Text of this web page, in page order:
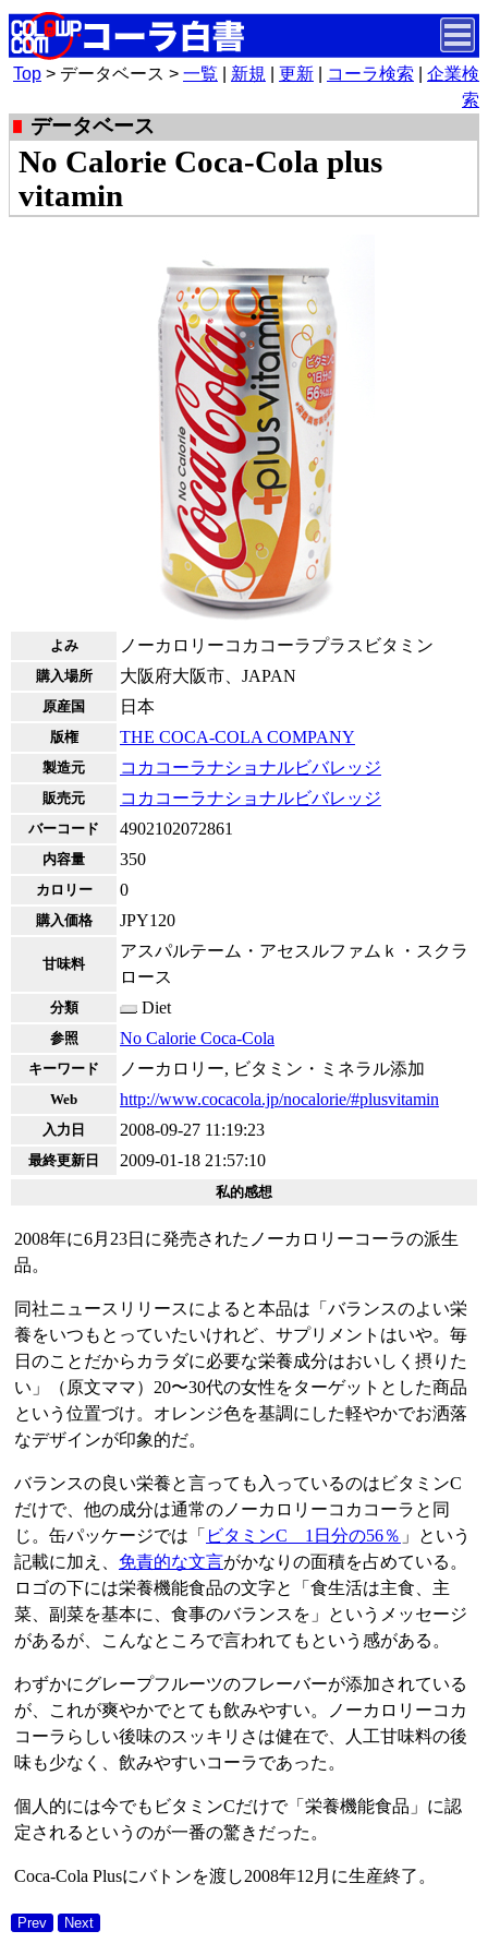
Top > データベース > 一覧 新規 更新 コーラ検索
企業検
索
データベース
No Calorie Coca-Cola plus
vitamin
よみ ノーカロリーコカコーラプラスビタミン
購入場所 大阪府大阪市、JAPAN
原産国 日本
版権 THE COCA-COLA COMPANY
製造元 コカコーラナショナルビバレッジ
販売元 コカコーラナショナルビバレッジ
バーコード 4902102072861
内容量 350
カロリー 0
購入価格 JPY120
甘味料
アスパルテーム・アセスルファムｋ・スクラ
ロース
分類 Diet
参照 No Calorie Coca-Cola
キーワード ノーカロリー, ビタミン・ミネラル添加
Web http://www.cocacola.jp/nocalorie/#plusvitamin
入力日 2008-09-27 11:19:23
最終更新日 2009-01-18 21:57:10
私的感想
2008年に6月23日に発売されたノーカロリーコーラの派生
品。
同社ニュースリリースによると本品は「バランスのよい栄
養をいつもとっていたいけれど、サプリメントはいや。毎
日のことだからカラダに必要な栄養成分はおいしく摂りた
い」（原文ママ）20〜30代の女性をターゲットとした商品
という位置づけ。オレンジ色を基調にした軽やかでお洒落
なデザインが印象的だ。
バランスの良い栄養と言っても入っているのはビタミンC
だけで、他の成分は通常のノーカロリーコカコーラと同
じ。缶パッケージでは「 ビタミンC 1日分の56％ 」という
記載に加え、 免責的な文言がかなりの面積を占めている。
ロゴの下には栄養機能食品の文字と「食生活は主食、主
菜、副菜を基本に、食事のバランスを」というメッセージ
があるが、こんなところで言われてもという感がある。
わずかにグレープフルーツのフレーバーが添加されている
が、これが爽やかでとても飲みやすい。ノーカロリーコカ
コーラらしい後味のスッキリさは健在で、人工甘味料の後
味も少なく、飲みやすいコーラであった。
個人的には今でもビタミンCだけで「栄養機能食品」に認
定されるというのが一番の驚きだった。
Coca-Cola Plusにバトンを渡し2008年12月に生産終了。
Prev Next